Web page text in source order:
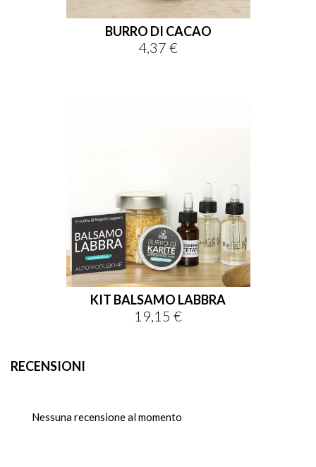
BURRO DI CACAO
Prezzo
4,37 €
KIT BALSAMO LABBRA
Prezzo
19,15 €
RECENSIONI
Nessuna recensione al momento